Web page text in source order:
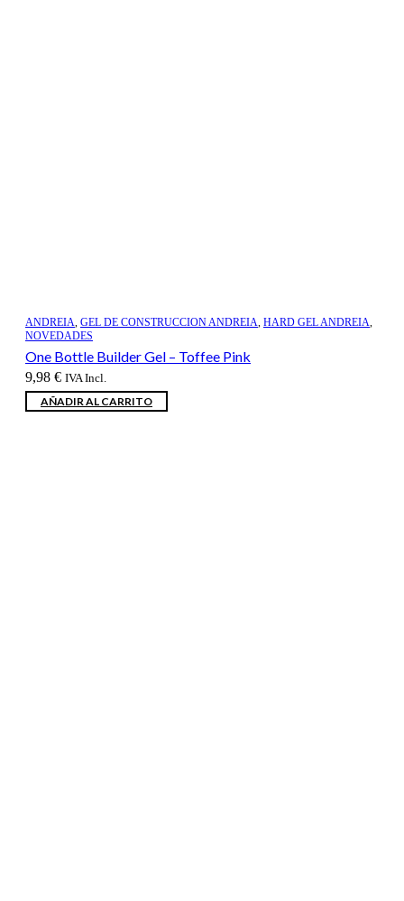
ANDREIA, GEL DE CONSTRUCCION ANDREIA, HARD GEL ANDREIA,
NOVEDADES
One Bottle Builder Gel – Toffee Pink
9,98 € IVA Incl.
AÑADIR AL CARRITO